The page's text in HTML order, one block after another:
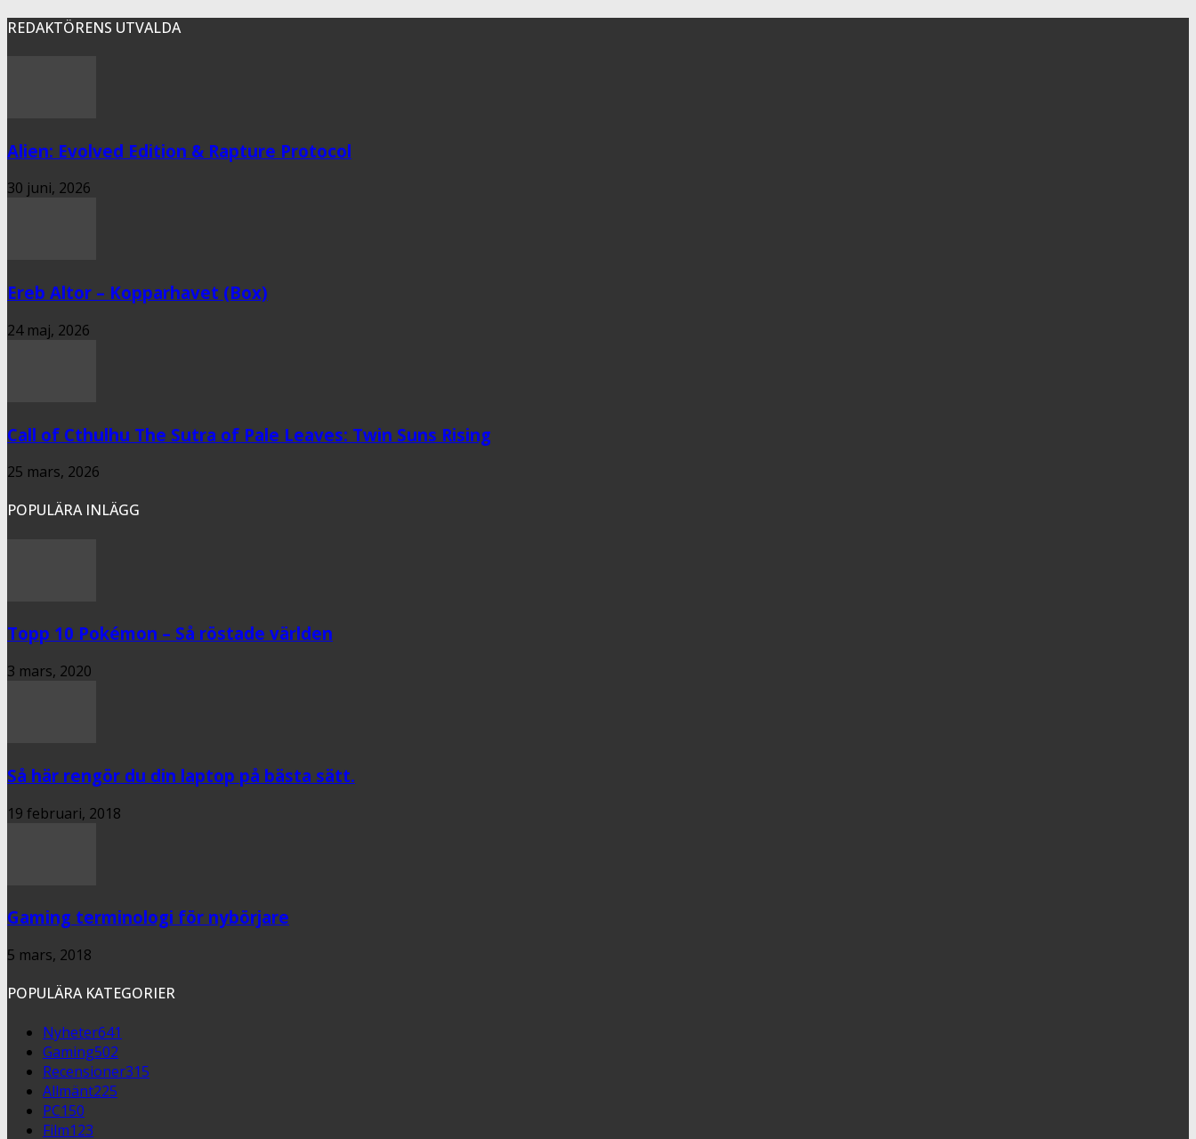
REDAKTÖRENS UTVALDA
Alien: Evolved Edition & Rapture Protocol
30 juni, 2026
Ereb Altor – Kopparhavet (Box)
24 maj, 2026
Call of Cthulhu The Sutra of Pale Leaves: Twin Suns Rising
25 mars, 2026
POPULÄRA INLÄGG
Topp 10 Pokémon – Så röstade världen
3 mars, 2020
Så här rengör du din laptop på bästa sätt.
19 februari, 2018
Gaming terminologi för nybörjare
5 mars, 2018
POPULÄRA KATEGORIER
Nyheter641
Gaming502
Recensioner315
Allmänt225
PC150
Film123